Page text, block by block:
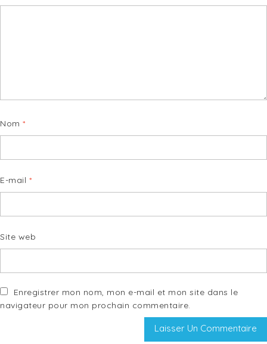
Nom *
E-mail *
Site web
Enregistrer mon nom, mon e-mail et mon site dans le
navigateur pour mon prochain commentaire.